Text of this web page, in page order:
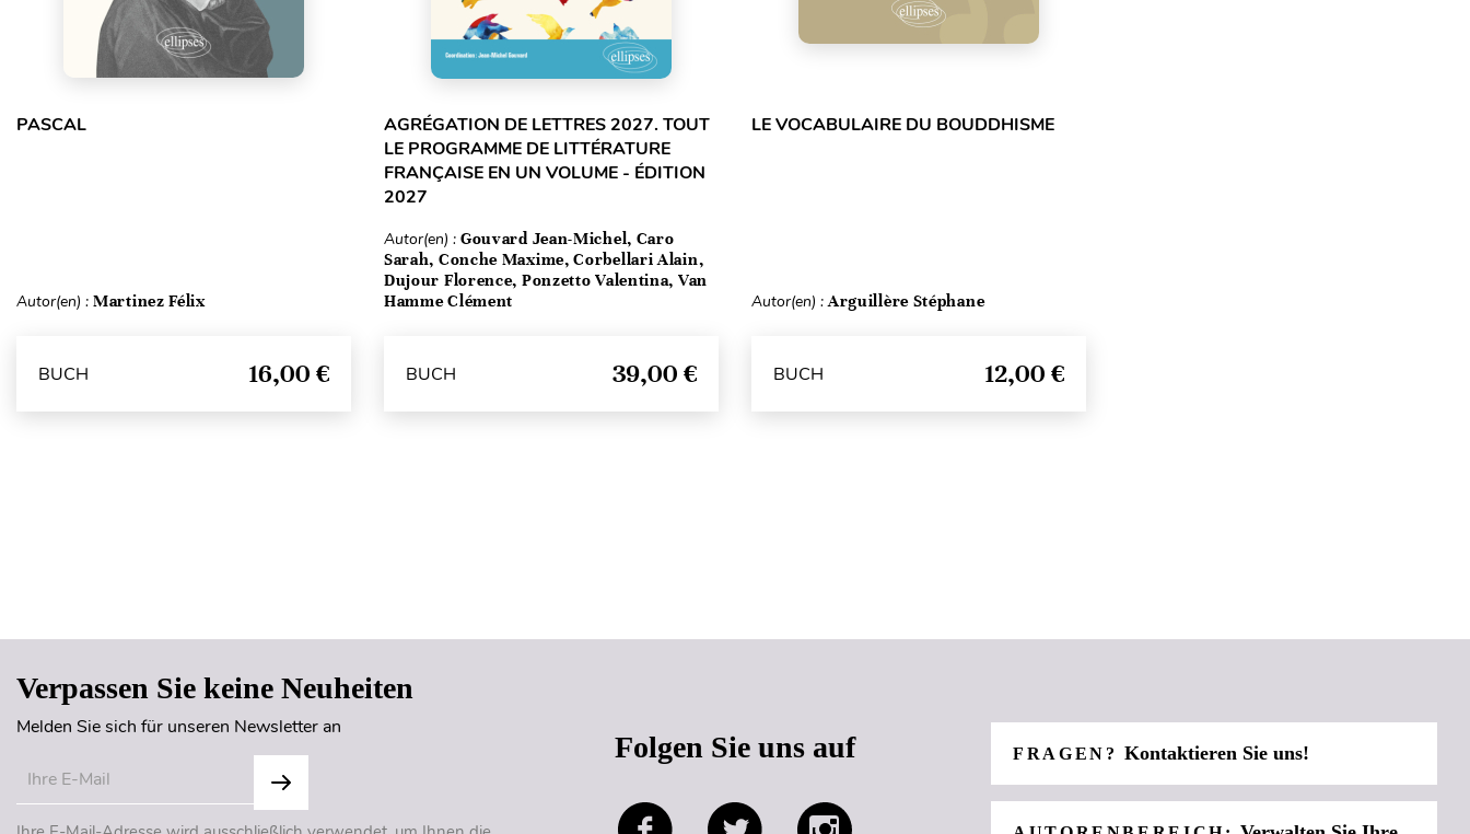
PASCAL
Autor(en) : Martinez Félix
BUCH 16,00 €
AGRÉGATION DE LETTRES 2027. TOUT
LE PROGRAMME DE LITTÉRATURE
FRANÇAISE EN UN VOLUME - ÉDITION
2027
Autor(en) : Gouvard Jean-Michel, Caro
Sarah, Conche Maxime, Corbellari Alain,
Dujour Florence, Ponzetto Valentina, Van
Hamme Clément
BUCH 39,00 €
LE VOCABULAIRE DU BOUDDHISME
Autor(en) :Arguillère Stéphane
BUCH 12,00 €
Verpassen Sie keine Neuheiten
Melden Sie sich für unseren Newsletter an
Folgen Sie uns auf FRAGEN?Kontaktieren Sie uns!